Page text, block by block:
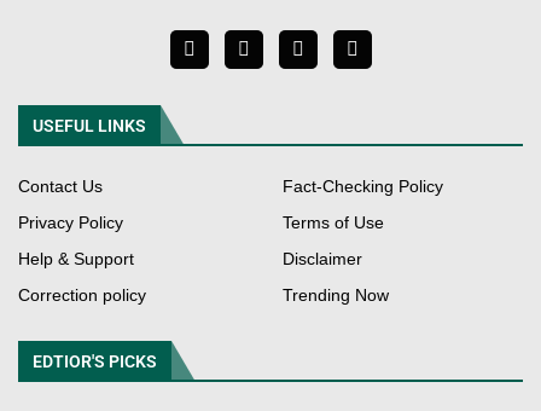
USEFUL LINKS
Contact Us
Fact-Checking Policy
Privacy Policy
Terms of Use
Help & Support
Disclaimer
Correction policy
Trending Now
EDTIOR'S PICKS